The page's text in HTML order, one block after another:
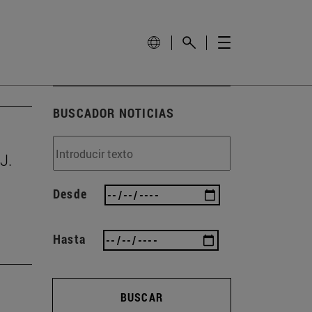
BUSCADOR NOTICIAS
Desde
Hasta
BUSCAR